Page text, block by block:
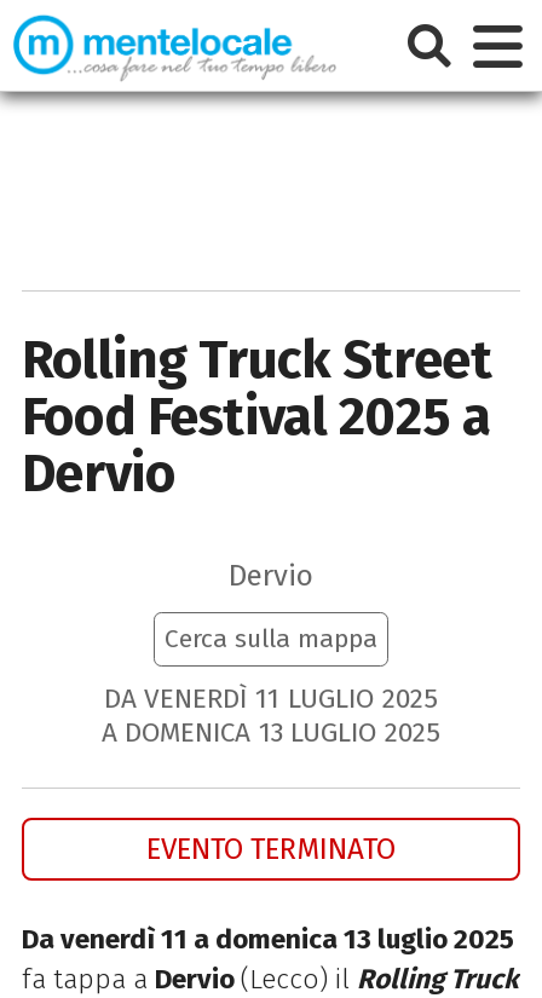
Rolling Truck Street
Food Festival 2025 a
Dervio
Dervio
Cerca sulla mappa
DA VENERDÌ 11 LUGLIO 2025
A DOMENICA 13 LUGLIO 2025
EVENTO TERMINATO
Da venerdì 11 a domenica 13 luglio 2025
fa tappa a Dervio(Lecco) il Rolling Truck